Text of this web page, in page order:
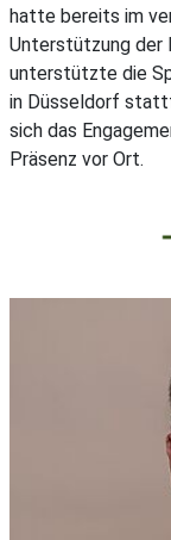
hatte bereits im
Unterstützung der
unterstützte die
in Düsseldorf
sich das
Präsenz vor Ort.